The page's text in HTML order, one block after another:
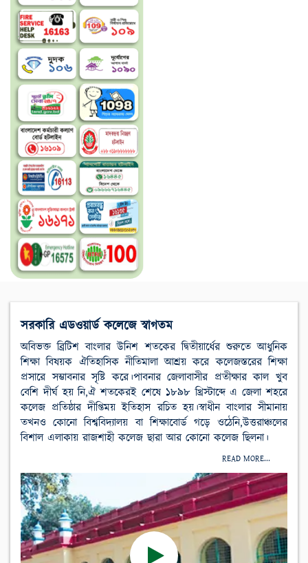
সরকারি এডওয়ার্ড কলেজে স্বাগতম
অবিভক্ত ব্রিটিশ বাংলার উনিশ শতকের দ্বিতীয়ার্ধের শুরুতে আধুনিক
শিক্ষা বিষয়ক ঐতিহাসিক নীতিমালা আশ্রয় করে কলেজস্তরের শিক্ষা
প্রসারে সম্ভাবনার সৃষ্টি করে।পাবনার জেলাবাসীর প্রতীক্ষার কাল খুব
বেশি দীর্ঘ হয় নি,ঐ শতকেরই শেষে ১৮৯৮ খ্রিস্টাব্দে এ জেলা শহরে
কলেজ প্রতিষ্ঠার দীপ্তিময় ইতিহাস রচিত হয়।স্বাধীন বাংলার সীমানায়
তখনও কোনো বিশ্ববিদ্যালয় বা শিক্ষাবোর্ড গড়ে ওঠেনি,উত্তরাঞ্চলের
বিশাল এলাকায় রাজশাহী কলেজ ছারা আর কোনো কলেজ ছিলনা।
READ MORE...